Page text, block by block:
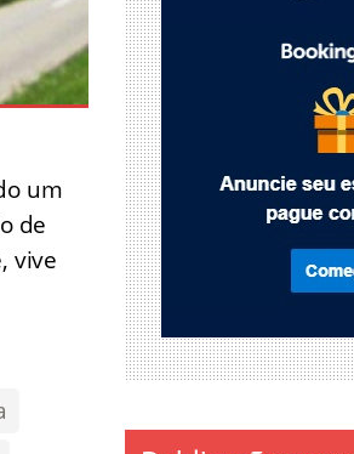
um
de
vive